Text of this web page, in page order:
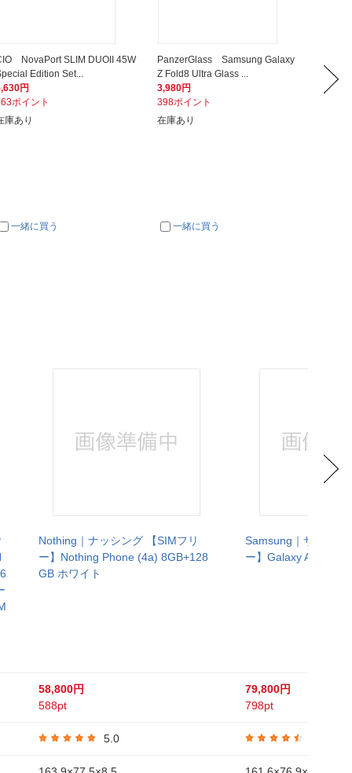
NovaPort SLIM DUOII 45W
Edition Set...
円
ポイント
庫あり
一緒に買う
PanzerGlass Samsung Galaxy
Z Fold8 Ultra Glass ...
3,980円
398ポイント
在庫あり
一緒に買う
スフ
1,540円
Nothing｜ナッシング 【SIMフリ
ー】Nothing Phone (4a) 8GB+128
GB ホワイト
58,800円
588pt
5.0
Samsung｜サムスン
ー】Galaxy A57 5G
79,800円
798pt